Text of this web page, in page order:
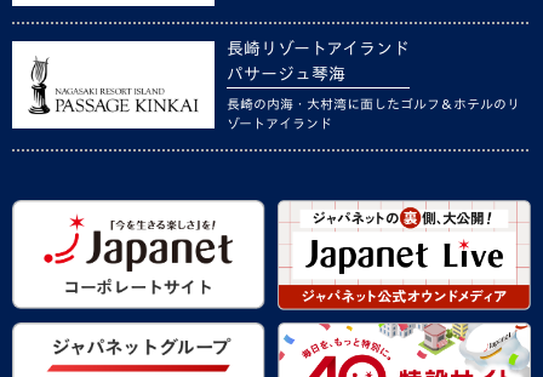
長崎リゾートアイランド
パサージュ琴海
長崎の内海・大村湾に面したゴルフ＆ホテルのリ
ゾートアイランド